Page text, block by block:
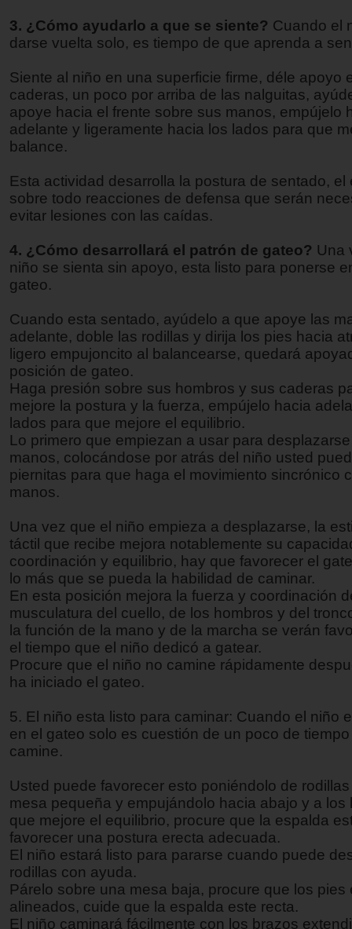
3. ¿Cómo ayudarlo a que se siente? Cuando el
darse vuelta solo, es tiempo de que aprenda a
Siente al niño en una superficie firme, déle apoyo
caderas, un poco por arriba de las nalguitas,
apoye hacia el frente sobre sus manos, empújelo
adelante y ligeramente hacia los lados para que
balance.
Esta actividad desarrolla la postura de sentado, el
sobre todo reacciones de defensa que serán
evitar lesiones con las caídas.
4. ¿Cómo desarrollará el patrón de gateo? Una
niño se sienta sin apoyo, esta listo para ponerse
gateo.
Cuando esta sentado, ayúdelo a que apoye las
adelante, doble las rodillas y dirija los pies hacia
ligero empujoncito al balancearse, quedará
posición de gateo.
Haga presión sobre sus hombros y sus caderas
mejore la postura y la fuerza, empújelo hacia
lados para que mejore el equilibrio.
Lo primero que empiezan a usar para
manos, colocándose por atrás del niño usted
piernitas para que haga el movimiento sincrónico
manos.
Una vez que el niño empieza a desplazarse, la
táctil que recibe mejora notablemente su
coordinación y equilibrio, hay que favorecer el
lo más que se pueda la habilidad de caminar.
En esta posición mejora la fuerza y coordinación
musculatura del cuello, de los hombros y del
la función de la mano y de la marcha se verán
el tiempo que el niño dedicó a gatear.
Procure que el niño no camine rápidamente
ha iniciado el gateo.
5. El niño esta listo para caminar: Cuando el niño
en el gateo solo es cuestión de un poco de
camine.
Usted puede favorecer esto poniéndolo de
mesa pequeña y empujándolo hacia abajo y a los
que mejore el equilibrio, procure que la espalda
favorecer una postura erecta adecuada.
El niño estará listo para pararse cuando puede
rodillas con ayuda.
Párelo sobre una mesa baja, procure que los pies
alineados, cuide que la espalda este recta.
El niño caminará fácilmente con los brazos